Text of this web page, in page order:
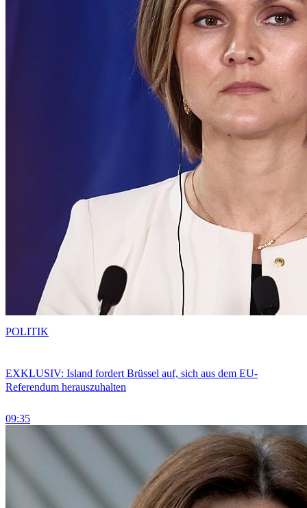
EXKLUSIV: Island fordert Brüssel auf, sich aus dem EU-
Referendum herauszuhalten
09:35
POLITIK